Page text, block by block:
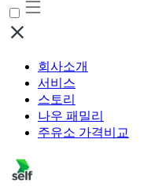
회사소개
서비스
스토리
나우 패밀리
주유소 가격비교